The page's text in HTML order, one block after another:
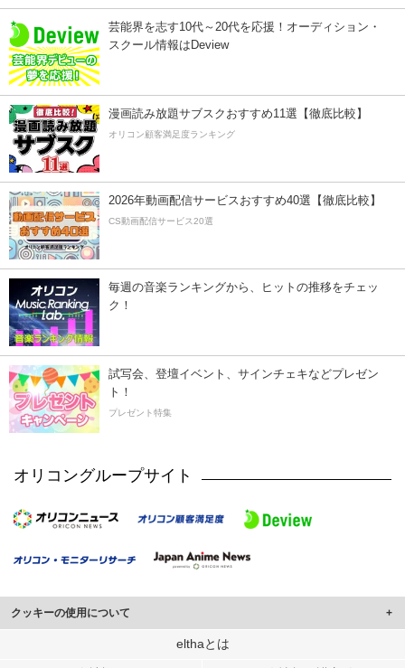
芸能界を志す10代～20代を応援！オーディション・
スクール情報はDeview
漫画読み放題サブスクおすすめ11選【徹底比較】
オリコン顧客満足度ランキング
2026年動画配信サービスおすすめ40選【徹底比較】
CS動画配信サービス20選
毎週の音楽ランキングから、ヒットの推移をチェッ
ク！
試写会、登壇イベント、サインチェキなどプレゼン
ト！
プレゼント特集
オリコングループサイト
クッキーの使用について
このサイトでは Cookie を使用して、ユーザーに合わせたコンテンツや広告の
elthaとは